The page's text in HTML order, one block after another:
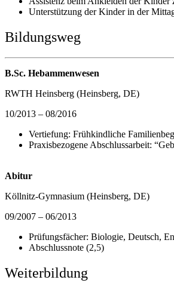
Unterstützung der Kinder in der
Bildungsweg
B.Sc. Hebammenwesen
RWTH Heinsberg (Heinsberg, DE)
10/2013 – 08/2016
Vertiefung: Frühkindliche
Praxisbezogene Abschlussarbeit:
Abitur
Köllnitz-Gymnasium (Heinsberg, DE)
09/2007 – 06/2013
Prüfungsfächer: Biologie, Deutsch,
Abschlussnote (2,5)
Weiterbildung